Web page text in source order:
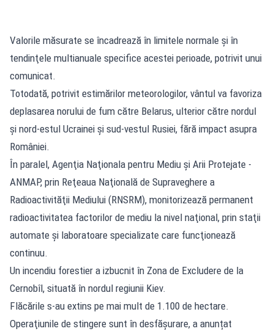
Valorile măsurate se încadrează în limitele normale şi în
tendinţele multianuale specifice acestei perioade, potrivit unui
comunicat.
Totodată, potrivit estimărilor meteorologilor, vântul va favoriza
deplasarea norului de fum către Belarus, ulterior către nordul
şi nord-estul Ucrainei şi sud-vestul Rusiei, fără impact asupra
României.
În paralel, Agenţia Naţionala pentru Mediu şi Arii Protejate -
ANMAP, prin Reţeaua Naţională de Supraveghere a
Radioactivităţii Mediului (RNSRM), monitorizează permanent
radioactivitatea factorilor de mediu la nivel naţional, prin staţii
automate şi laboratoare specializate care funcţionează
continuu.
Un incendiu forestier a izbucnit în Zona de Excludere de la
Cernobîl, situată în nordul regiunii Kiev.
Flăcările s-au extins pe mai mult de 1.100 de hectare.
Operaţiunile de stingere sunt în desfășurare, a anunțat